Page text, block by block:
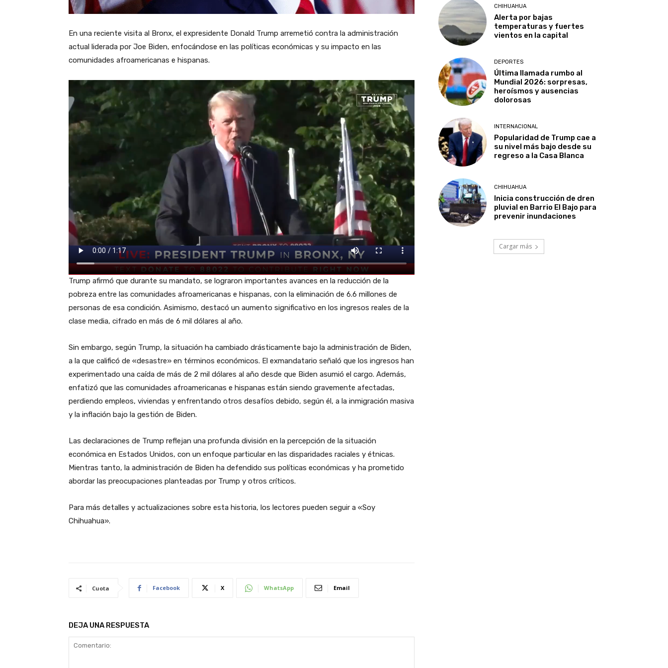
En una reciente visita al Bronx, el expresidente Donald Trump arremetió contra la administración
actual liderada por Joe Biden, enfocándose en las políticas económicas y su impacto en las
comunidades afroamericanas e hispanas.
Trump afirmó que durante su mandato, se lograron importantes avances en la reducción de la
pobreza entre las comunidades afroamericanas e hispanas, con la eliminación de 6.6 millones de
personas de esa condición. Asimismo, destacó un aumento significativo en los ingresos reales de la
clase media, cifrado en más de 6 mil dólares al año.
Sin embargo, según Trump, la situación ha cambiado drásticamente bajo la administración de Biden,
a la que calificó de «desastre» en términos económicos. El exmandatario señaló que los ingresos han
experimentado una caída de más de 2 mil dólares al año desde que Biden asumió el cargo. Además,
enfatizó que las comunidades afroamericanas e hispanas están siendo gravemente afectadas,
perdiendo empleos, viviendas y enfrentando otros desafíos debido, según él, a la inmigración masiva
y la inflación bajo la gestión de Biden.
Las declaraciones de Trump reflejan una profunda división en la percepción de la situación
económica en Estados Unidos, con un enfoque particular en las disparidades raciales y étnicas.
Mientras tanto, la administración de Biden ha defendido sus políticas económicas y ha prometido
abordar las preocupaciones planteadas por Trump y otros críticos.
Para más detalles y actualizaciones sobre esta historia, los lectores pueden seguir a «Soy
Chihuahua».
Cuota Facebook X WhatsApp Email
DEJA UNA RESPUESTA
CHIHUAHUA
Alerta por bajas
temperaturas y fuertes
vientos en la capital
DEPORTES
Última llamada rumbo al
Mundial 2026: sorpresas,
heroísmos y ausencias
dolorosas
INTERNACIONAL
Popularidad de Trump cae a
su nivel más bajo desde su
regreso a la Casa Blanca
CHIHUAHUA
Inicia construcción de dren
pluvial en Barrio El Bajo para
prevenir inundaciones
Cargar más